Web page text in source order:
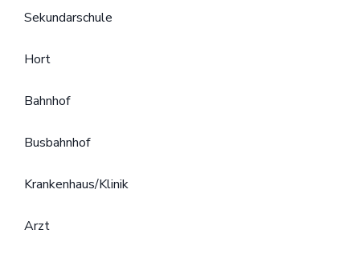
Sekundarschule
Hort
Bahnhof
Busbahnhof
Krankenhaus/Klinik
Arzt